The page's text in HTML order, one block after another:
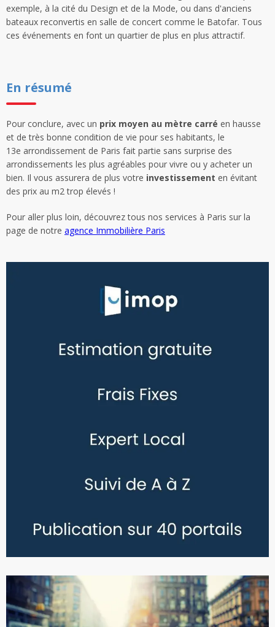
exemple, à la cité du Design et de la Mode, ou dans d'anciens
bateaux reconvertis en salle de concert comme le Batofar. Tous
ces événements en font un quartier de plus en plus attractif.
En résumé
Pour conclure, avec un prix moyen au mètre carré en hausse
et de très bonne condition de vie pour ses habitants, le
13e arrondissement de Paris fait partie sans surprise des
arrondissements les plus agréables pour vivre ou y acheter un
bien. Il vous assurera de plus votre investissement en évitant
des prix au m2 trop élevés !
Pour aller plus loin, découvrez tous nos services à Paris sur la
page de notre agence Immobilière Paris